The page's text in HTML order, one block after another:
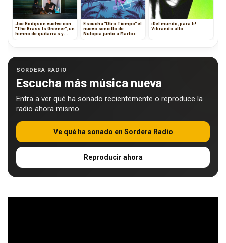
Joe Hodgson vuelve con
“The Grass Is Greener”, un
himno de guitarras y
Escucha “Otro Tiempo” el
nuevo sencillo de
Nutopia junto a Martox
¡Del mundo, para ti!
Vibrando alto
SORDERA RADIO
Escucha más música nueva
Entra a ver qué ha sonado recientemente o reproduce la
radio ahora mismo.
Ve qué ha sonado en Sordera Radio
Reproducir ahora